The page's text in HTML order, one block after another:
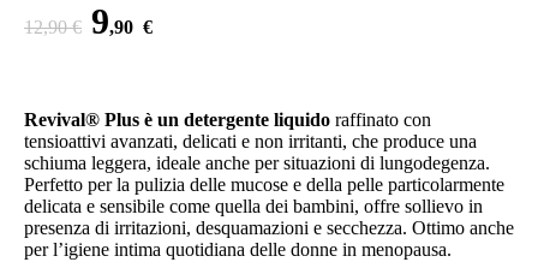
12,90 € 9,90 €
Revival® Plus è un detergente liquido raffinato con
tensioattivi avanzati, delicati e non irritanti, che produce una
schiuma leggera, ideale anche per situazioni di lungodegenza.
Perfetto per la pulizia delle mucose e della pelle particolarmente
delicata e sensibile come quella dei bambini, offre sollievo in
presenza di irritazioni, desquamazioni e secchezza. Ottimo anche
per l’igiene intima quotidiana delle donne in menopausa.